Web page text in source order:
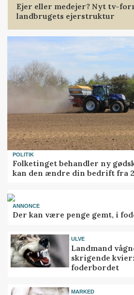
Ejer eller medejer? Nyt tv-
landbrugets ejerstruktur
POLITIK
Folketinget behandler ny
kan den ændre din bedrift fra
ANNONCE
Der kan være penge gemt, i
ULVE
Landmand
skrigende
foderbordet
MARKED